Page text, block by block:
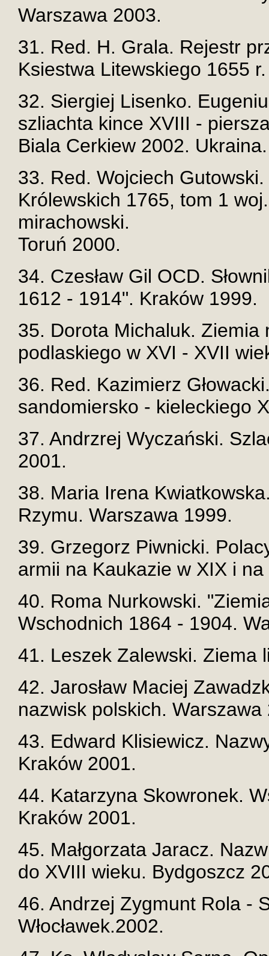
Warszawa 2003.
31. Red. H. Grala. Rejestr
Ksiestwa Litewskiego 1655
32. Siergiej Lisenko.
szliachta kince XVIII -
Biala Cerkiew 2002. Ukraina.
33. Red. Wojciech
Królewskich 1765, tom 1
mirachowski.
Toruń 2000.
34. Czesław Gil OCD.
1612 - 1914". Kraków 1999.
35. Dorota Michaluk. Ziemia
podlaskiego w XVI - XVII
36. Red. Kazimierz
sandomiersko - kieleckiego
37. Andrzrej Wyczański.
2001.
38. Maria Irena
Rzymu. Warszawa 1999.
39. Grzegorz Piwnicki.
armii na Kaukazie w XIX i
40. Roma Nurkowski.
Wschodnich 1864 - 1904.
41. Leszek Zalewski. Ziema
42. Jarosław Maciej
nazwisk polskich. Warszawa
43. Edward Klisiewicz.
Kraków 2001.
44. Katarzyna Skowronek.
Kraków 2001.
45. Małgorzata Jaracz.
do XVIII wieku. Bydgoszcz
46. Andrzej Zygmunt Rola -
Włocławek.2002.